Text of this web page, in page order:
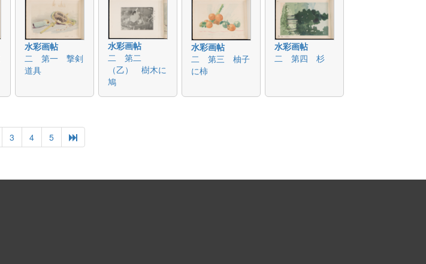
水彩画帖
二 第一 撃剣
道具
水彩画帖
二 第二
（乙） 樹木に
鳩
水彩画帖
二 第三 柚子
に柿
水彩画帖
二 第四 杉
3 4 5